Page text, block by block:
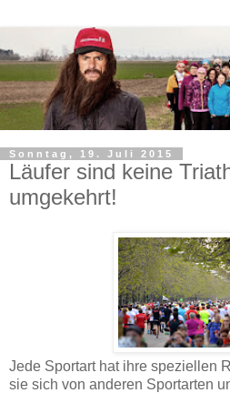
Sonntag, 19. Juli 2015
Läufer sind keine
umgekehrt!
Jede Sportart hat ihre speziellen
sie sich von anderen Sportarten